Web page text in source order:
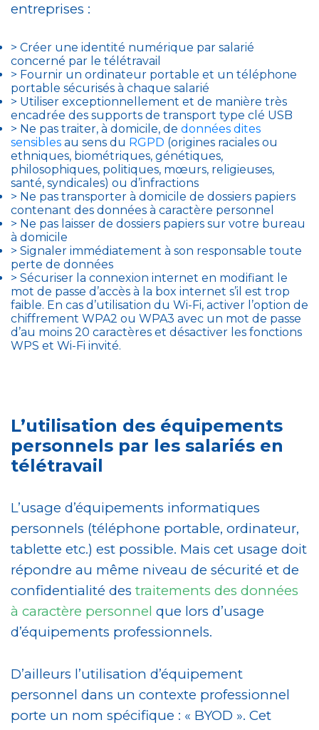
entreprises :
> Créer une identité numérique par salarié
concerné par le télétravail
> Fournir un ordinateur portable et un téléphone
portable sécurisés à chaque salarié
> Utiliser exceptionnellement et de manière très
encadrée des supports de transport type clé USB
> Ne pas traiter, à domicile, de données dites
sensibles au sens du RGPD (origines raciales ou
ethniques, biométriques, génétiques,
philosophiques, politiques, mœurs, religieuses,
santé, syndicales) ou d’infractions
> Ne pas transporter à domicile de dossiers papiers
contenant des données à caractère personnel
> Ne pas laisser de dossiers papiers sur votre bureau
à domicile
> Signaler immédiatement à son responsable toute
perte de données
> Sécuriser la connexion internet en modifiant le
mot de passe d’accès à la box internet s’il est trop
faible. En cas d’utilisation du Wi-Fi, activer l’option de
chiffrement WPA2 ou WPA3 avec un mot de passe
d’au moins 20 caractères et désactiver les fonctions
WPS et Wi-Fi invité.
L’utilisation des équipements
personnels par les salariés en
télétravail
L’usage d’équipements informatiques
personnels (téléphone portable, ordinateur,
tablette etc.) est possible. Mais cet usage doit
répondre au même niveau de sécurité et de
confidentialité des traitements des données
à caractère personnel que lors d’usage
d’équipements professionnels.
D’ailleurs l’utilisation d’équipement
personnel dans un contexte professionnel
porte un nom spécifique : « BYOD ». Cet